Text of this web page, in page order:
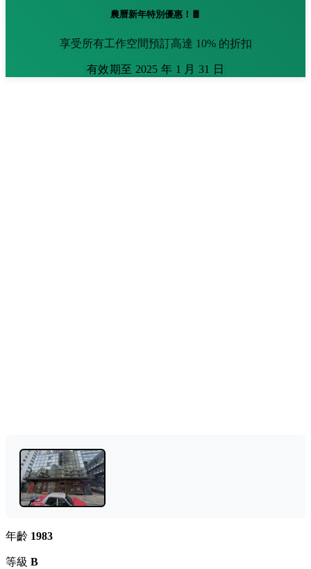
農曆新年特別優惠！🧧
享受所有工作空間預訂高達 10% 的折扣
有效期至 2025 年 1 月 31 日
年齡 1983
等級 B